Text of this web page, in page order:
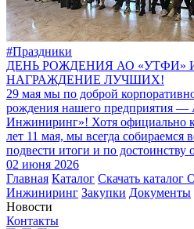
#Праздники
ДЕНЬ РОЖДЕНИЯ АО «УТФИ»
НАГРАЖДЕНИЕ ЛУЧШИХ!
29 мая мы по доброй
рождения нашего предприятия —
Инжиниринг»! Хотя официально
лет 11 мая, мы всегда собираемся
подвести итоги и по достоинству
02 июня 2026
Главная Каталог Скачать каталог
Инжиниринг Закупки Документы
Новости
Контакты